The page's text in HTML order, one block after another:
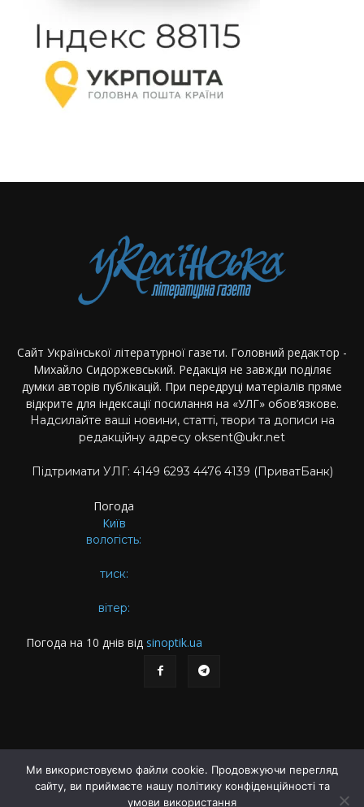
Сайт Української літературної газети. Головний редактор -
Михайло Сидоржевський. Редакція не завжди поділяє
думки авторів публікацій. При передруці матеріалів пряме
відкрите для індексації посилання на «УЛГ» обов’язкове.
Надсилайте ваші новини, статті, твори та дописи на
редакційну адресу oksent@ukr.net
Підтримати УЛГ: 4149 6293 4476 4139 (ПриватБанк)
Погода
Київ
вологість:
тиск:
вітер:
Погода на 10 днів від sinoptik.ua
Про газету
Правила користування сайтом
Політика конфіденційності
Ми використовуємо файли cookie. Продовжуючи перегляд
сайту, ви приймаєте нашу політику конфіденційності та
умови використання